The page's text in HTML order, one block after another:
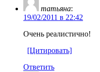
татьяна:
19/02/2011 в 22:42
Очень реалистично!
[Цитировать]
Ответить